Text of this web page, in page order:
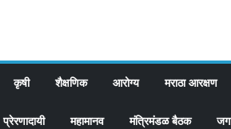
कृषी शैक्षणिक आरोग्य मराठा आरक्षण
प्रेरणादायी महामानव मंत्रिमंडळ बैठक जग